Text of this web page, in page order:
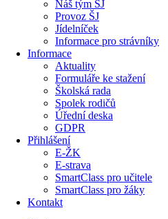
Náš tým ŠJ
Provoz ŠJ
Jídelníček
Informace pro strávníky
Informace
Aktuality
Formuláře ke stažení
Školská rada
Spolek rodičů
Úřední deska
GDPR
Přihlášení
E-ŽK
E-strava
SmartClass pro učitele
SmartClass pro žáky
Kontakt